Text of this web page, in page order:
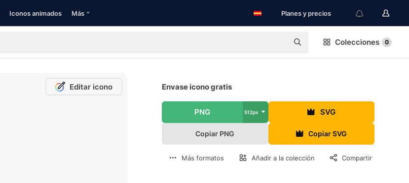
Iconos animados Más Planes y precios
Colecciones 0
Editar icono Envase icono gratis
PNG 512px SVG
Copiar PNG Copiar SVG
Más formatos Añadir a la colección Compartir